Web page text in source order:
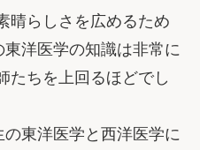
晴らしさを広めるため
洋医学の知識は非常に
たちを上回るほどでし
東洋医学と西洋医学に